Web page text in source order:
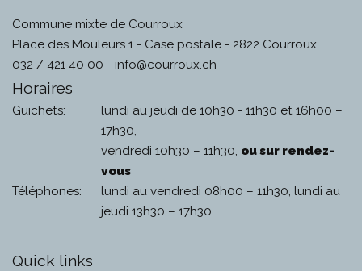
Commune mixte de Courroux
Place des Mouleurs 1 - Case postale - 2822 Courroux
032 / 421 40 00 - info@courroux.ch
Horaires
Guichets:
lundi au jeudi de 10h30 - 11h30 et 16h00 –
17h30,
vendredi 10h30 – 11h30, ou sur rendez-
vous
Téléphones:
lundi au vendredi 08h00 – 11h30, lundi au
jeudi 13h30 – 17h30
Quick links